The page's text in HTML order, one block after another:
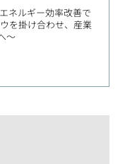
ネルギー効率改善で
を掛け合わせ、産業
～